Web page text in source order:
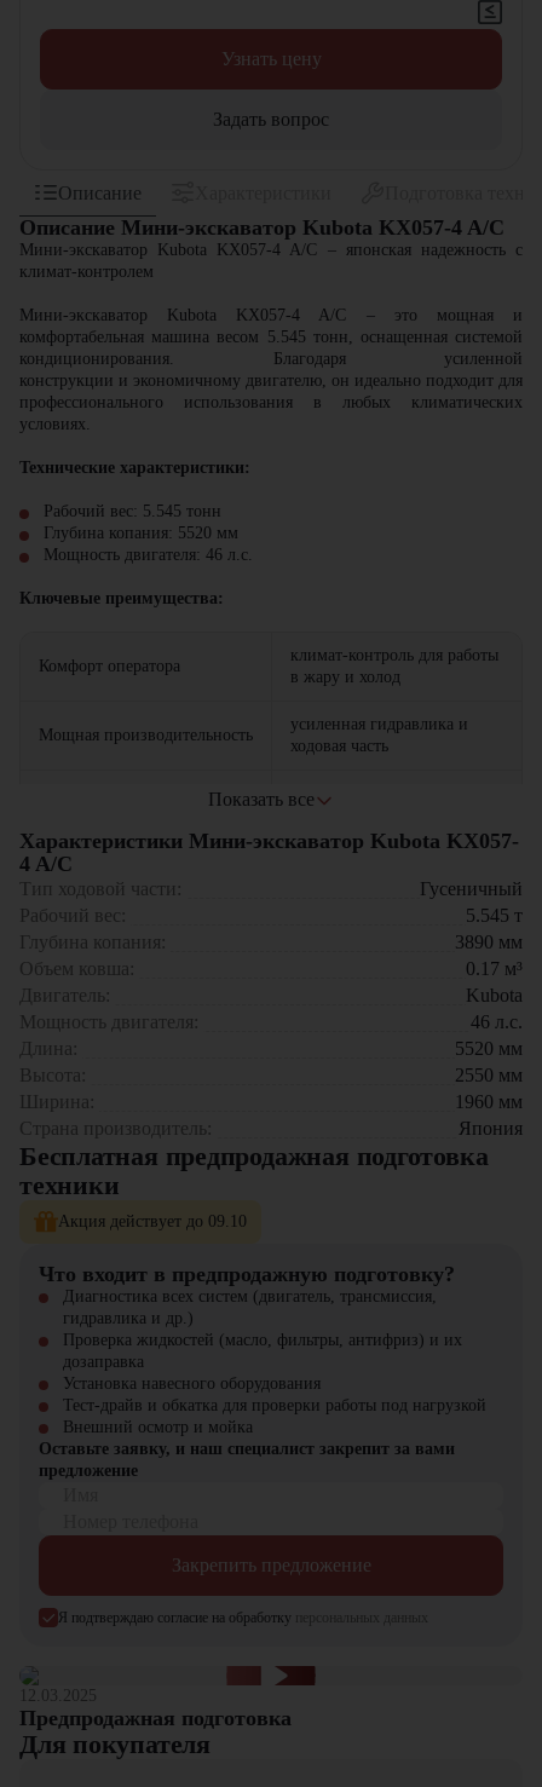
Узнать цену
Задать вопрос
Описание
Описание Мини-экскаватор Kubota KX057-4 A/C
Мини-экскаватор Kubota KX057-4 A/C – японская надежность с
климат-контролем
Мини-экскаватор Kubota KX057-4 A/C – это мощная и
комфортабельная машина весом 5.545 тонн, оснащенная системой
кондиционирования. Благодаря усиленной
конструкции и экономичному двигателю, он идеально подходит для
профессионального использования в любых климатических
условиях.
Технические характеристики:
Рабочий вес: 5.545 тонн
Глубина копания: 5520 мм
Мощность двигателя: 46 л.с.
Ключевые преимущества:
Комфорт оператора
климат-контроль для работы
в жару и холод
Мощная производительность
усиленная гидравлика и
ходовая часть
расход топлива всего 4,2 л/
Надежность
Экологичность
соответствие стандарту Stage
Области применения:
Строительство (котлованы, фундаменты, траншеи)
Коммунальное хозяйство (ремонт дорог, прокладка
коммуникаций)
Ландшафтные работы (озеленение, рытье водоемов)
Сельское хозяйство (мелиорация, рытье канав)
Мини-экскаватор
можно приобрести в
компании
в России. Мы
предлагаем:
Новые машины с гарантией
Сервисное обслуживание и ремонт
Оригинальные запчасти в наличии
Гибкие условия лизинга и кредитования
Kubota KX057-4 A/C – комфорт и мощность в любую погоду!
Показать все
Характеристики Мини-экскаватор Kubota KX057-
4 A/C
Тип ходовой части:
Гусеничный
Рабочий вес:
5.545 т
Глубина копания:
3890 мм
Объем ковша:
0.17 м³
Двигатель:
Kubota
Мощность двигателя:
46 л.с.
Длина:
5520 мм
Высота:
2550 мм
Ширина:
1960 мм
Страна производитель:
Япония
Бесплатная предпродажная подготовка
техники
Акция действует до 09.10
Что входит в предпродажную подготовку?
Диагностика всех систем (двигатель, трансмиссия,
гидравлика и др.)
Проверка жидкостей (масло, фильтры, антифриз) и их
дозаправка
Установка навесного оборудования
Тест-драйв и обкатка для проверки работы под нагрузкой
Внешний осмотр и мойка
Оставьте заявку, и наш специалист закрепит за вами
предложение
Закрепить предложение
Я подтверждаю согласие на обработку персональных данных
12.03.2025
Предпродажная подготовка
Для покупателя